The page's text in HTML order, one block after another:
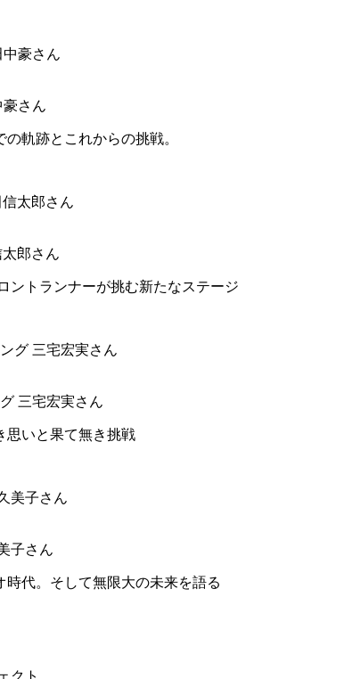
さん
軌跡とこれからの挑戦。
郎さん
ントランナーが挑む新たなステージ
三宅宏実さん
思いと果て無き挑戦
子さん
代。そして無限大の未来を語る